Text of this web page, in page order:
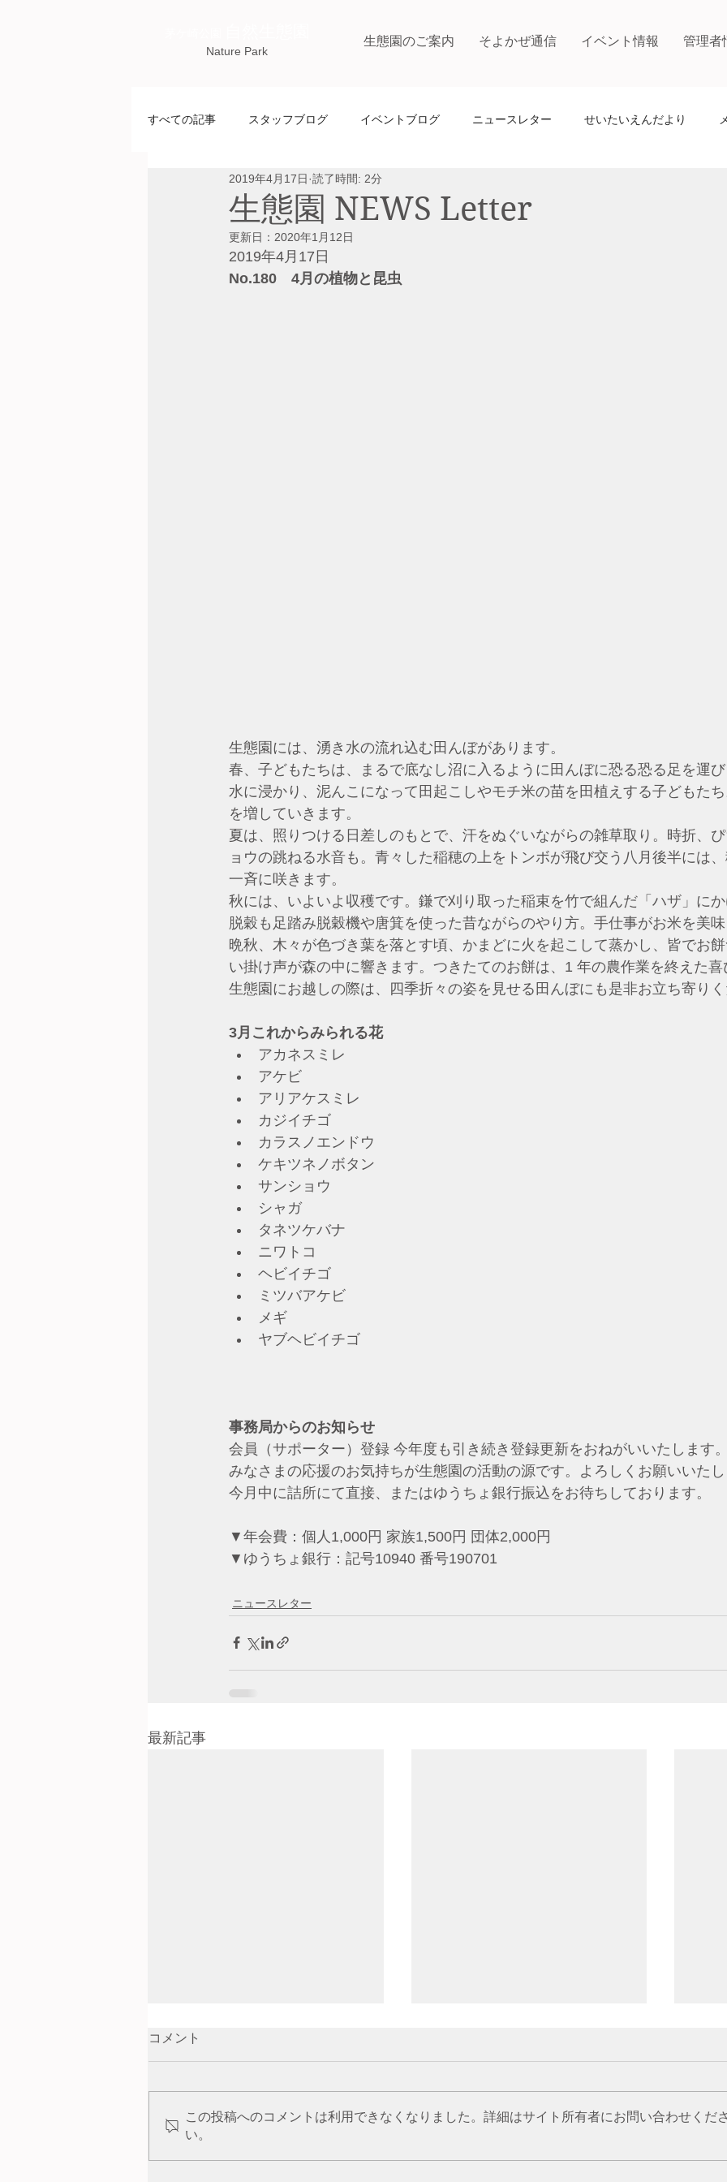
Nature Park
生態園のご案内 そよかぜ通信 イベント情報 管理者
すべての記事 スタッフブログ イベントブログ ニュースレター せいたいえんだより
生態園 NEWS Letter
2019年4月17日 読了時間: 2分
更新日： 2020年1月12日
2019年4月17日
No.180　4月の植物と昆虫
生態園には、湧き水の流れ込む田んぼがあります。
春、子どもたちは、まるで底なし沼に入るように田んぼに恐る恐る足を運
水に浸かり、泥んこになって田起こしやモチ米の苗を田植えする子どもた
を増していきます。
夏は、照りつける日差しのもとで、汗をぬぐいながらの雑草取り。時折、
ョウの跳ねる水音も。青々した稲穂の上をトンボが飛び交う八月後半には
一斉に咲きます。
秋には、いよいよ収穫です。鎌で刈り取った稲束を竹で組んだ「ハザ」に
脱穀も足踏み脱穀機や唐箕を使った昔ながらのやり方。手仕事がお米を美
晩秋、木々が色づき葉を落とす頃、かまどに火を起こして蒸かし、皆でお
い掛け声が森の中に響きます。つきたてのお餅は、1 年の農作業を終えた
生態園にお越しの際は、四季折々の姿を見せる田んぼにも是非お立ち寄り
3月これからみられる花
アカネスミレ
アケビ
アリアケスミレ
カジイチゴ
カラスノエンドウ
ケキツネノボタン
サンショウ
シャガ
タネツケバナ
ニワトコ
ヘビイチゴ
ミツバアケビ
メギ
ヤブヘビイチゴ
事務局からのお知らせ
会員（サポーター）登録 今年度も引き続き登録更新をおねがいいたします
みなさまの応援のお気持ちが生態園の活動の源です。よろしくお願いいた
今月中に詰所にて直接、またはゆうちょ銀行振込をお待ちしております。
▼年会費：個人1,000円 家族1,500円 団体2,000円
▼ゆうちょ銀行：記号10940 番号190701
ニュースレター
最新記事
生態園 NEWS Letter
コメント
この投稿へのコメントは利用できなくなりました。詳細はサイト所有者にお問い合わせくだ
い。